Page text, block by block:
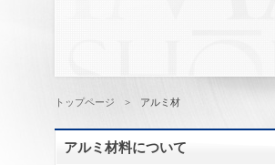
トップページ > アルミ材
アルミ材料について